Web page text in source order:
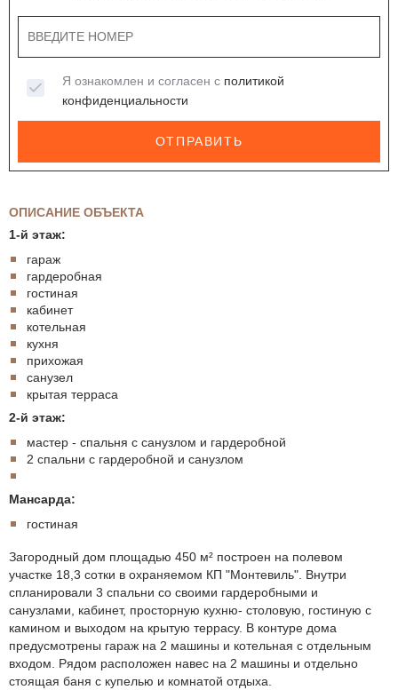
ОПИСАНИЕ ОБЪЕКТА
1-й этаж:
гараж
гардеробная
гостиная
кабинет
котельная
кухня
прихожая
санузел
крытая терраса
2-й этаж:
мастер - спальня с санузлом и гардеробной
2 спальни с гардеробной и санузлом
Мансарда:
гостиная
Загородный дом площадью 450 м² построен на полевом
участке 18,3 сотки в охраняемом КП "Монтевиль". Внутри
спланировали 3 спальни со своими гардеробными и
санузлами, кабинет, просторную кухню- столовую, гостиную с
камином и выходом на крытую террасу. В контуре дома
предусмотрены гараж на 2 машины и котельная с отдельным
входом. Рядом расположен навес на 2 машины и отдельно
стоящая баня с купелью и комнатой отдыха.
Я ознакомлен и согласен с политикой
конфиденциальности
ОТПРАВИТЬ